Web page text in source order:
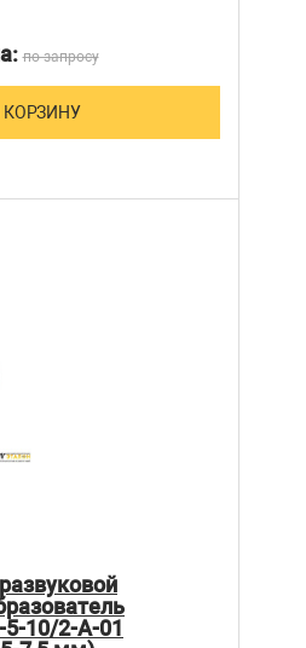
по запросу
КОРЗИНУ
10/2-А-01